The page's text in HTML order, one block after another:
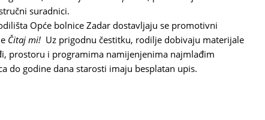
suradnici.
Opće bolnice Zadar dostavljaju se promotivni
Čitaj mi! Uz prigodnu čestitku, rodilje dobivaju materijale
prostoru i programima namijenjenima najmlađim
do godine dana starosti imaju besplatan upis.